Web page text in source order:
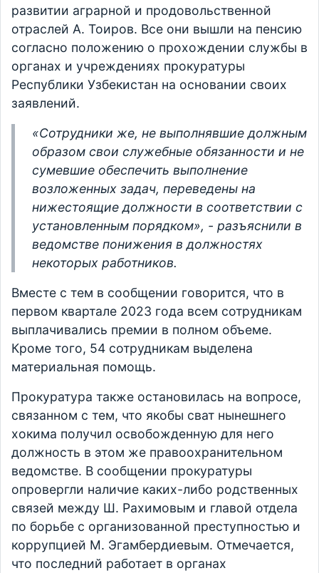
развитии аграрной и продовольственной
отраслей А. Тоиров. Все они вышли на пенсию
согласно положению о прохождении службы в
органах и учреждениях прокуратуры
Республики Узбекистан на основании своих
заявлений.
«Сотрудники же, не выполнявшие должным
образом свои служебные обязанности и не
сумевшие обеспечить выполнение
возложенных задач, переведены на
нижестоящие должности в соответствии с
установленным порядком», - разъяснили в
ведомстве понижения в должностях
некоторых работников.
Вместе с тем в сообщении говорится, что в
первом квартале 2023 года всем сотрудникам
выплачивались премии в полном объеме.
Кроме того, 54 сотрудникам выделена
материальная помощь.
Прокуратура также остановилась на вопросе,
связанном с тем, что якобы сват нынешнего
хокима получил освобожденную для него
должность в этом же правоохранительном
ведомстве. В сообщении прокуратуры
опровергли наличие каких-либо родственных
связей между Ш. Рахимовым и главой отдела
по борьбе с организованной преступностью и
коррупцией М. Эгамбердиевым. Отмечается,
что последний работает в органах